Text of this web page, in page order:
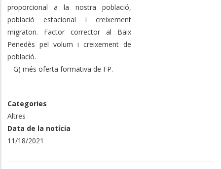
proporcional a la nostra població,
població estacional i creixement
migratori. Factor corrector al Baix
Penedès pel volum i creixement de
població.
G) més oferta formativa de FP.
Categories
Altres
Data de la notícia
11/18/2021